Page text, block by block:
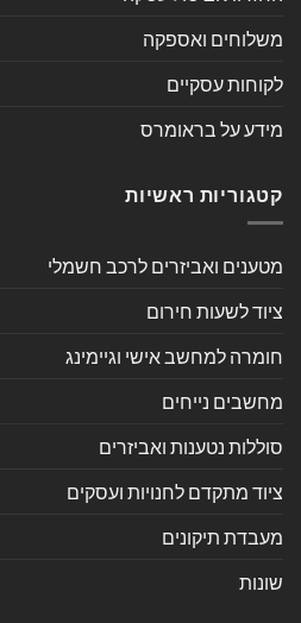
משלוחים ואספקה
לקוחות עסקיים
מידע על בראומרס
קטגוריות ראשיות
מטענים ואביזרים לרכב חשמלי
ציוד לשעות חירום
חומרה למחשב אישי וגיימינג
מחשבים נייחים
סוללות נטענות ואביזרים
ציוד מתקדם לחנויות ועסקים
מעבדת תיקונים
שונות